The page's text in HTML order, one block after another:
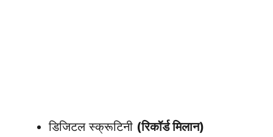
डिजिटल स्क्रूटिनी (रिकॉर्ड मिलान)